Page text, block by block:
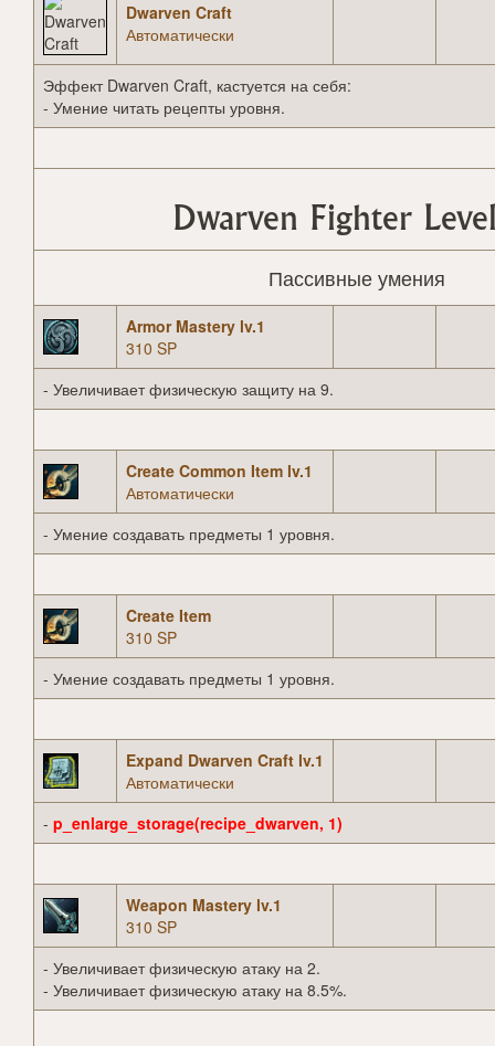
Dwarven Craft
Автоматически
Эффект Dwarven Craft, кастуется на себя:
- Умение читать рецепты уровня.
Dwarven Fighter
Пассивные умения
Armor Mastery lv.1
310 SP
- Увеличивает физическую защиту на 9.
Create Common Item lv.1
Автоматически
- Умение создавать предметы 1 уровня.
Create Item
310 SP
- Умение создавать предметы 1 уровня.
Expand Dwarven Craft lv.1
Автоматически
- p_enlarge_storage(recipe_dwarven, 1)
Weapon Mastery lv.1
310 SP
- Увеличивает физическую атаку на 2.
- Увеличивает физическую атаку на 8.5%.